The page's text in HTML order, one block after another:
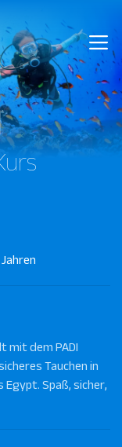
mit dem PADI
Tauchen in
Egypt. Spaß, sicher,